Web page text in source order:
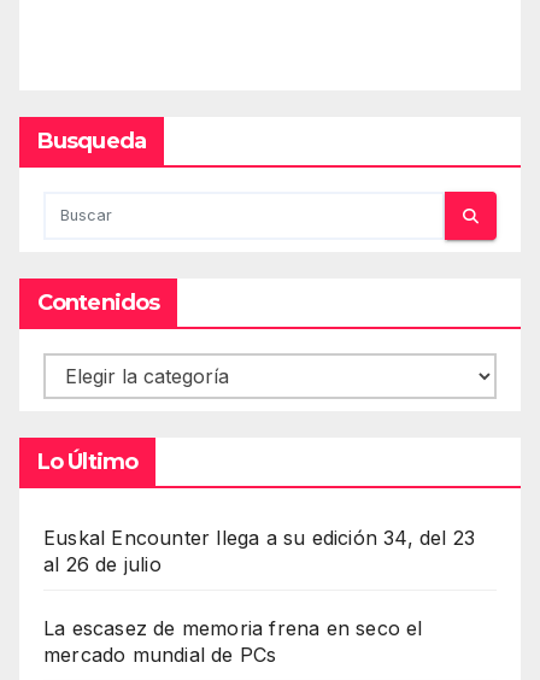
Busqueda
Contenidos
Contenidos
Lo Último
Euskal Encounter llega a su edición 34, del 23
al 26 de julio
La escasez de memoria frena en seco el
mercado mundial de PCs